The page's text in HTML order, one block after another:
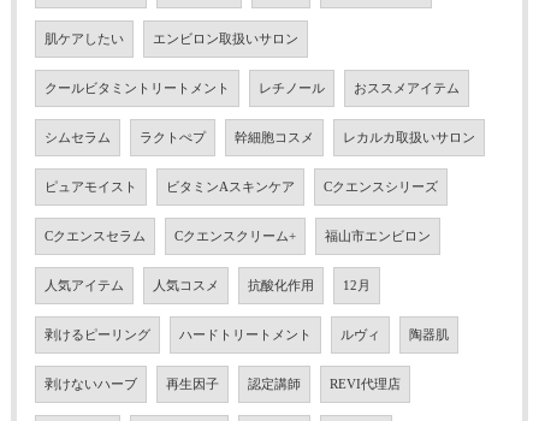
肌ケアしたい エンビロン取扱いサロン
クールビタミントリートメント レチノール おススメアイテム
シムセラム ラクトぺプ 幹細胞コスメ レカルカ取扱いサロン
ピュアモイスト ビタミンAスキンケア Cクエンスシリーズ
Cクエンスセラム Cクエンスクリーム+ 福山市エンビロン
人気アイテム 人気コスメ 抗酸化作用 12月
剥けるピーリング ハードトリートメント ルヴィ 陶器肌
剥けないハーブ 再生因子 認定講師 REVI代理店